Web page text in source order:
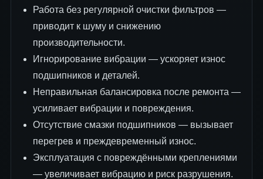
Работа без регулярной очистки фильтров —
приводит к шуму и снижению
производительности.
Игнорирование вибрации — ускоряет износ
подшипников и деталей.
Неправильная балансировка после ремонта —
усиливает вибрации и повреждения.
Отсутствие смазки подшипников — вызывает
перегрев и преждевременный износ.
Эксплуатация с повреждёнными креплениями
— увеличивает вибрацию и риск разрушения.